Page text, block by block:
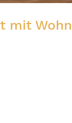
mit